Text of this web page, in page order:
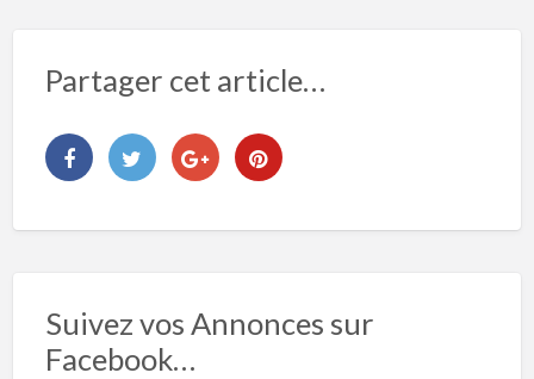
Partager cet article…
Suivez vos Annonces sur
Facebook…